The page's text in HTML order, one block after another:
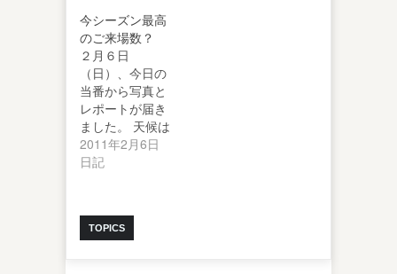
今シーズン最高
のご来場数？
２月６日
（日）、今日の
当番から写真と
レポートが届き
ました。 天候は
昨日に引続き快
晴。スキーはや
2011年2月6日
日記
TOPICS